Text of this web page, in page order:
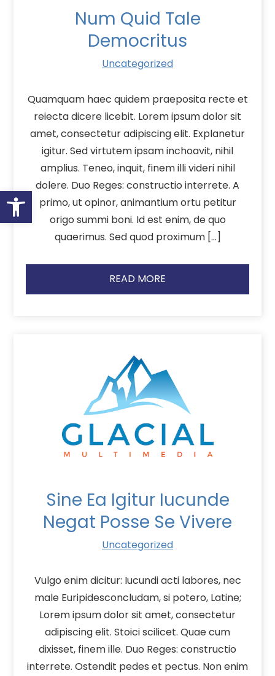
Open toolbar
Num Quid Tale
Democritus
Uncategorized
Quamquam haec quidem praeposita recte et
reiecta dicere licebit. Lorem ipsum dolor sit
amet, consectetur adipiscing elit. Explanetur
igitur. Sed virtutem ipsam inchoavit, nihil
amplius. Teneo, inquit, finem illi videri nihil
dolere. Duo Reges: constructio interrete. A
primo, ut opinor, animantium ortu petitur
origo summi boni. Id est enim, de quo
quaerimus. Sed quod proximum […]
READ MORE
Sine Ea Igitur Iucunde
Negat Posse Se Vivere
Uncategorized
Vulgo enim dicitur: Iucundi acti labores, nec
male Euripidesconcludam, si potero, Latine;
Lorem ipsum dolor sit amet, consectetur
adipiscing elit. Stoici scilicet. Quae cum
dixisset, finem ille. Duo Reges: constructio
interrete. Ostendit pedes et pectus. Non enim